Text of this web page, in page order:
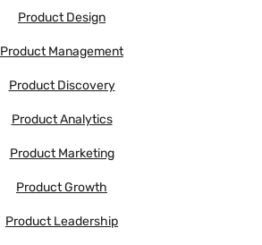
Product Design
Product Management
Product Discovery
Product Analytics
Product Marketing
Product Growth
Product Leadership